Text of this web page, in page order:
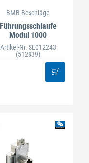
BMB Beschläge
Führungsschlaufe
Modul 1000
Artikel-Nr. SE012243
(512839)